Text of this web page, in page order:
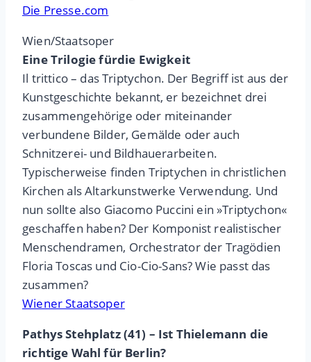
Die Presse.com
Wien/Staatsoper
Eine Trilogie fürdie Ewigkeit
Il trittico – das Triptychon. Der Begriff ist aus der
Kunstgeschichte bekannt, er bezeichnet drei
zusammengehörige oder miteinander
verbundene Bilder, Gemälde oder auch
Schnitzerei- und Bildhauerarbeiten.
Typischerweise finden Triptychen in christlichen
Kirchen als Altarkunstwerke Verwendung. Und
nun sollte also Giacomo Puccini ein »Triptychon«
geschaffen haben? Der Komponist realistischer
Menschendramen, Orchestrator der Tragödien
Floria Toscas und Cio-Cio-Sans? Wie passt das
zusammen?
Wiener Staatsoper
Pathys Stehplatz (41) – Ist Thielemann die
richtige Wahl für Berlin?